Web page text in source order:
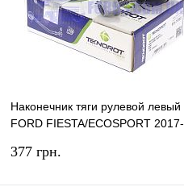
Наконечник тяги рулевой левый
FORD FIESTA/ECOSPORT 2017-
377 грн.